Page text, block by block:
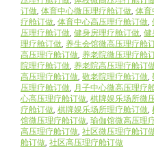
订做 体育中心微压理疗舱订做 体育
疗舱订做 体育中心高压理疗舱订做
压理疗舱订做 健身房理疗舱订做 健
理疗舱订做 养生会馆微高压理疗舱
高压理疗舱订做 养老院微压理疗舱
院理疗舱订做 养老院高压理疗舱订
高压理疗舱订做 敬老院理疗舱订做
压理疗舱订做 月子中心微高压理疗
心高压理疗舱订做 棋牌娱乐场所微
疗舱订做 棋牌娱乐场所理疗舱订做
馆微压理疗舱订做 瑜伽馆微高压理
高压理疗舱订做 社区微压理疗舱订
舱订做 社区高压理疗舱订做